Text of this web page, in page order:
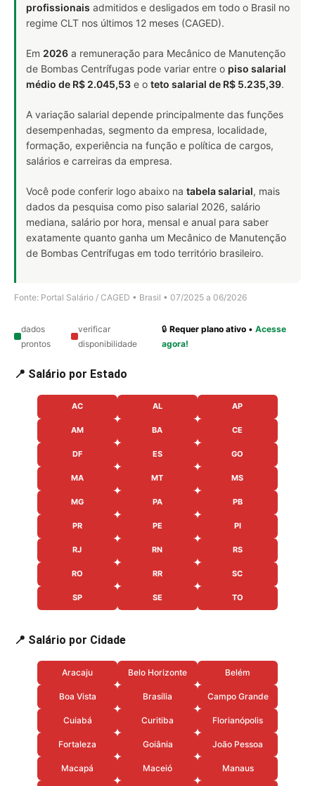
profissionais admitidos e desligados em todo o Brasil no
regime CLT nos últimos 12 meses (CAGED).
Em 2026 a remuneração para Mecânico de Manutenção
de Bombas Centrífugas pode variar entre o piso salarial
médio de R$ 2.045,53 e o teto salarial de R$ 5.235,39.
A variação salarial depende principalmente das funções
desempenhadas, segmento da empresa, localidade,
formação, experiência na função e política de cargos,
salários e carreiras da empresa.
Você pode conferir logo abaixo na tabela salarial, mais
dados da pesquisa como piso salarial 2026, salário
mediana, salário por hora, mensal e anual para saber
exatamente quanto ganha um Mecânico de Manutenção
de Bombas Centrífugas em todo território brasileiro.
Fonte: Portal Salário / CAGED • Brasil • 07/2025 a 06/2026
dados
prontos
verificar
disponibilidade
🔒Requer plano ativo •Acesse
agora!
📍 Salário por Estado
AC AL AP
AM BA CE
DF ES GO
MA MT MS
MG PA PB
PR PE PI
RJ RN RS
RO RR SC
SP SE TO
📍 Salário por Cidade
Aracaju Belo Horizonte Belém
Boa Vista Brasília Campo Grande
Cuiabá Curitiba Florianópolis
Fortaleza Goiânia João Pessoa
Macapá Maceió Manaus